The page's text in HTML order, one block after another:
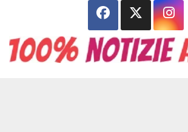
contenuto